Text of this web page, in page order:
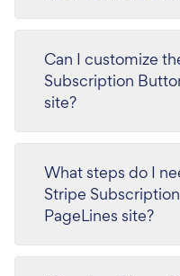
Can I customize
Subscription
site?
What steps do I
Stripe
PageLines site?